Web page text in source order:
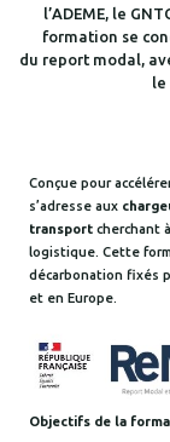
l’ADEME, le
formation se
du report modal,
le
Conçue pour
s’adresse aux
transport cherchant
logistique. Cette
décarbonation fixés
et en Europe.
Objectifs de la